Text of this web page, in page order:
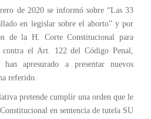
de 2020 se informó sobre “Las 33
en legislar sobre el aborto” y por
de la H. Corte Constitucional para
contra el Art. 122 del Código Penal,
apresurado a presentar nuevos
referido.
pretende cumplir una orden que le
en sentencia de tutela SU